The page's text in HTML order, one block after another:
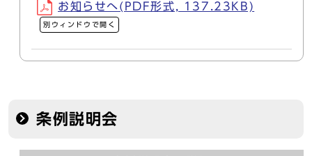
お知らせへ(PDF形式, 137.23KB)
別ウィンドウで開く
条例説明会